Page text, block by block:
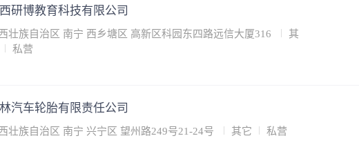
研博教育科技有限公司
壮族自治区 南宁 西乡塘区 高新区科园东四路远信大厦316
其
私营
汽车轮胎有限责任公司
壮族自治区 南宁 兴宁区 望州路249号21-24号 其它 私营